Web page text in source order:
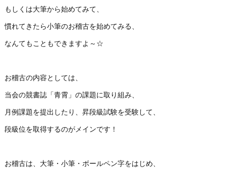
もしくは大筆から始めてみて、
慣れてきたら小筆のお稽古を始めてみる、
なんてもこともできますよ～☆
お稽古の内容としては、
当会の競書誌「青霄」の課題に取り組み、
月例課題を提出したり、昇段級試験を受験して、
段級位を取得するのがメインです！
お稽古は、大筆・小筆・ボールペン字をはじめ、